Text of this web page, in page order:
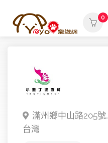
0
滿州鄉中山路205號,
台灣